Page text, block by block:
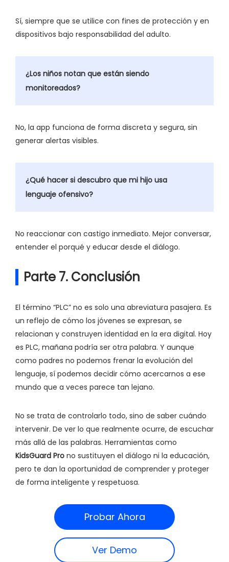
Sí, siempre que se utilice con fines de protección y en
dispositivos bajo responsabilidad del adulto.
¿Los niños notan que están siendo
monitoreados?
No, la app funciona de forma discreta y segura, sin
generar alertas visibles.
¿Qué hacer si descubro que mi hijo usa
lenguaje ofensivo?
No reaccionar con castigo inmediato. Mejor conversar,
entender el porqué y educar desde el diálogo.
Parte 7. Conclusión
El término “PLC” no es solo una abreviatura pasajera. Es
un reflejo de cómo los jóvenes se expresan, se
relacionan y construyen identidad en la era digital. Hoy
es PLC, mañana podría ser otra palabra. Y aunque
como padres no podemos frenar la evolución del
lenguaje, sí podemos decidir cómo acercarnos a ese
mundo que a veces parece tan lejano.
No se trata de controlarlo todo, sino de saber cuándo
intervenir. De ver lo que realmente ocurre, de escuchar
más allá de las palabras. Herramientas como
KidsGuard Pro no sustituyen el diálogo ni la educación,
pero te dan la oportunidad de comprender y proteger
de forma inteligente y respetuosa.
Probar Ahora
Ver Demo